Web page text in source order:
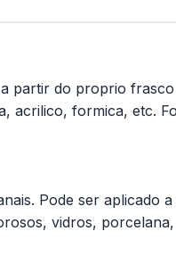
partir do proprio
acrilico, formica, etc.
Pode ser aplicado
vidros,